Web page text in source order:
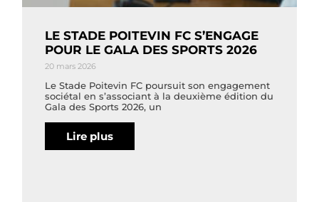
LE STADE POITEVIN FC S’ENGAGE
POUR LE GALA DES SPORTS 2026
20 mars 2026
Le Stade Poitevin FC poursuit son engagement
sociétal en s’associant à la deuxième édition du
Gala des Sports 2026, un
Lire plus